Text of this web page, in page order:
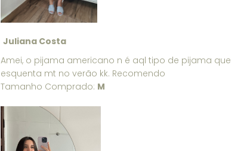
Juliana Costa
Amei, o pijama americano n é aql tipo de pijama que
esquenta mt no verão kk. Recomendo
Tamanho Comprado: M